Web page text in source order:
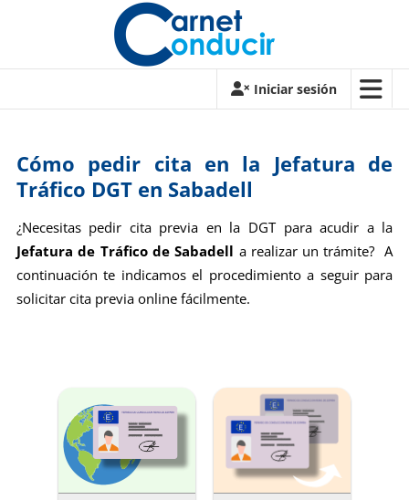
de
conducir
Carnet
de
conducir
Iniciar sesión
Cómo pedir cita en la Jefatura de
Tráfico DGT en Sabadell
¿Necesitas pedir cita previa en la DGT para acudir a la
Jefatura de Tráfico de Sabadell a realizar un trámite? A
continuación te indicamos el procedimiento a seguir para
solicitar cita previa online fácilmente.